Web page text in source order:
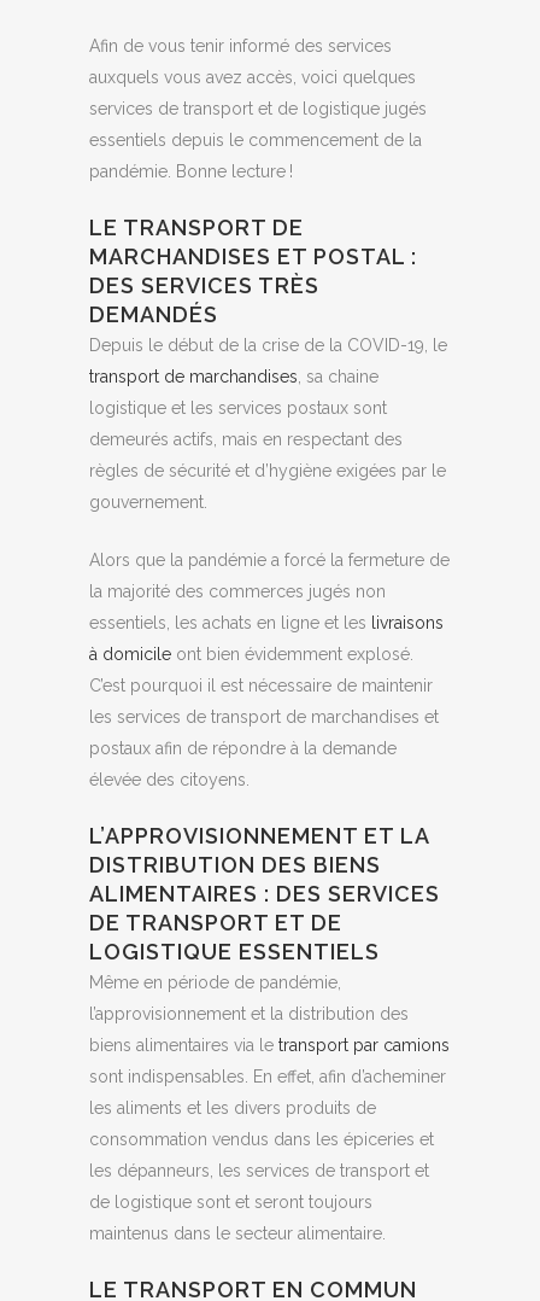
Afin de vous tenir informé des services
auxquels vous avez accès, voici quelques
services de transport et de logistique jugés
essentiels depuis le commencement de la
pandémie. Bonne lecture !
LE TRANSPORT DE
MARCHANDISES ET POSTAL :
DES SERVICES TRÈS
DEMANDÉS
Depuis le début de la crise de la COVID-19, le
transport de marchandises , sa chaine
logistique et les services postaux sont
demeurés actifs, mais en respectant des
règles de sécurité et d’hygiène exigées par le
gouvernement.
Alors que la pandémie a forcé la fermeture de
la majorité des commerces jugés non
essentiels, les achats en ligne et les
livraisons
à domicile ont bien évidemment explosé.
C’est pourquoi il est nécessaire de maintenir
les services de transport de marchandises et
postaux afin de répondre à la demande
élevée des citoyens.
L’APPROVISIONNEMENT ET LA
DISTRIBUTION DES BIENS
ALIMENTAIRES : DES SERVICES
DE TRANSPORT ET DE
LOGISTIQUE ESSENTIELS
Même en période de pandémie,
l’approvisionnement et la distribution des
biens alimentaires via le transport par camions
sont indispensables. En effet, afin d’acheminer
les aliments et les divers produits de
consommation vendus dans les épiceries et
les dépanneurs, les services de transport et
de logistique sont et seront toujours
maintenus dans le secteur alimentaire.
LE TRANSPORT EN COMMUN